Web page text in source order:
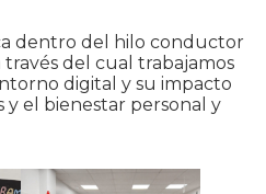
dentro del hilo conductor
través del cual trabajamos
digital y su impacto
y el bienestar personal y